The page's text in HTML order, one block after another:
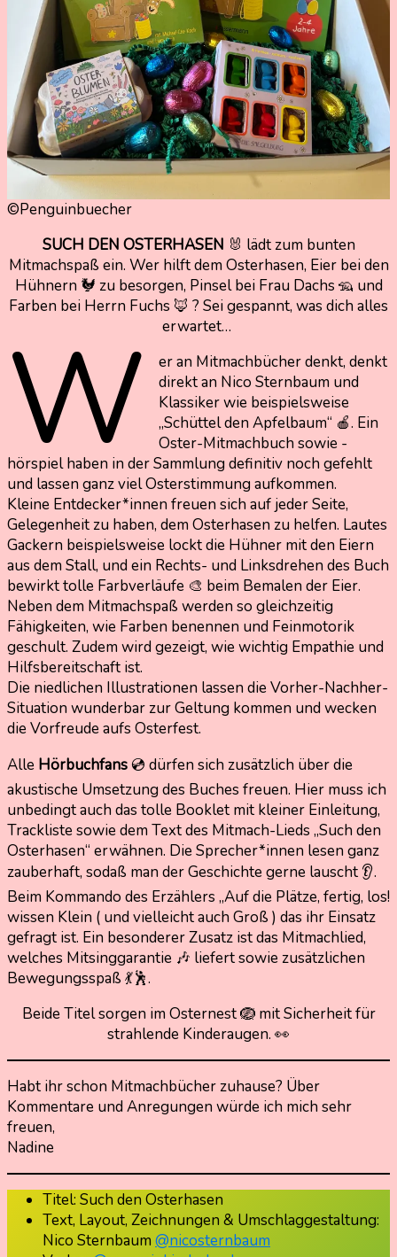
©Penguinbuecher
SUCH DEN OSTERHASEN 🐰 lädt zum bunten
Mitmachspaß ein. Wer hilft dem Osterhasen, Eier bei den
Hühnern 🐓 zu besorgen, Pinsel bei Frau Dachs 🦡 und
Farben bei Herrn Fuchs 🦊 ? Sei gespannt, was dich alles
erwartet…
W
er an Mitmachbücher denkt, denkt
direkt an Nico Sternbaum und
Klassiker wie beispielsweise
„Schüttel den Apfelbaum“ 🍎. Ein
Oster-Mitmachbuch sowie -
hörspiel haben in der Sammlung definitiv noch gefehlt
und lassen ganz viel Osterstimmung aufkommen.
Kleine Entdecker*innen freuen sich auf jeder Seite,
Gelegenheit zu haben, dem Osterhasen zu helfen. Lautes
Gackern beispielsweise lockt die Hühner mit den Eiern
aus dem Stall, und ein Rechts- und Linksdrehen des Buch
bewirkt tolle Farbverläufe 🎨 beim Bemalen der Eier.
Neben dem Mitmachspaß werden so gleichzeitig
Fähigkeiten, wie Farben benennen und Feinmotorik
geschult. Zudem wird gezeigt, wie wichtig Empathie und
Hilfsbereitschaft ist.
Die niedlichen Illustrationen lassen die Vorher-Nachher-
Situation wunderbar zur Geltung kommen und wecken
die Vorfreude aufs Osterfest.
Alle Hörbuchfans💿 dürfen sich zusätzlich über die
akustische Umsetzung des Buches freuen. Hier muss ich
unbedingt auch das tolle Booklet mit kleiner Einleitung,
Trackliste sowie dem Text des Mitmach-Lieds „Such den
Osterhasen“ erwähnen. Die Sprecher*innen lesen ganz
zauberhaft, sodaß man der Geschichte gerne lauscht 👂.
Beim Kommando des Erzählers „Auf die Plätze, fertig, los!
wissen Klein ( und vielleicht auch Groß ) das ihr Einsatz
gefragt ist. Ein besonderer Zusatz ist das Mitmachlied,
welches Mitsinggarantie 🎶 liefert sowie zusätzlichen
Bewegungsspaß 💃🕺.
Beide Titel sorgen im Osternest 🪺 mit Sicherheit für
strahlende Kinderaugen. 👀
Habt ihr schon Mitmachbücher zuhause? Über
Kommentare und Anregungen würde ich mich sehr
freuen,
Nadine
Titel: Such den Osterhasen
Text, Layout, Zeichnungen & Umschlaggestaltung:
Nico Sternbaum @nicosternbaum